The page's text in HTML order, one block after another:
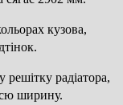
кузова,
решітку радіатора,
ширину.